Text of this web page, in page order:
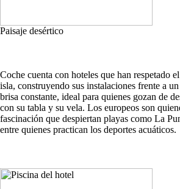
Paisaje desértico
Coche cuenta con hoteles que han respetado
isla, construyendo sus instalaciones frente a
brisa constante, ideal para quienes gozan de
con su tabla y su vela. Los europeos son
fascinación que despiertan playas como La
entre quienes practican los deportes acuáticos.